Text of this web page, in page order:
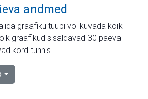
andmed
graafiku tüübi või kuvada kõik
graafikud sisaldavad 30 päeva
kord tunnis.